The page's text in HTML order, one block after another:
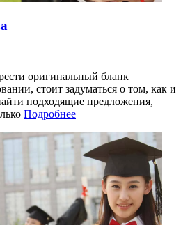
оригинальный бланк
стоит задуматься о том, как и
подходящие предложения,
Подробнее